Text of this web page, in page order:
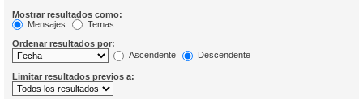
Mostrar resultados como:
Mensajes
Temas
Ordenar resultados por:
Ascendente
Descendente
Limitar resultados previos a: